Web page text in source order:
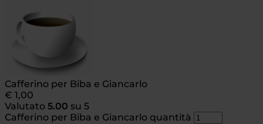
Cafferino per Biba e Giancarlo
€ 1,00
Valutato 5.00 su 5
Cafferino per Biba e Giancarlo quantità